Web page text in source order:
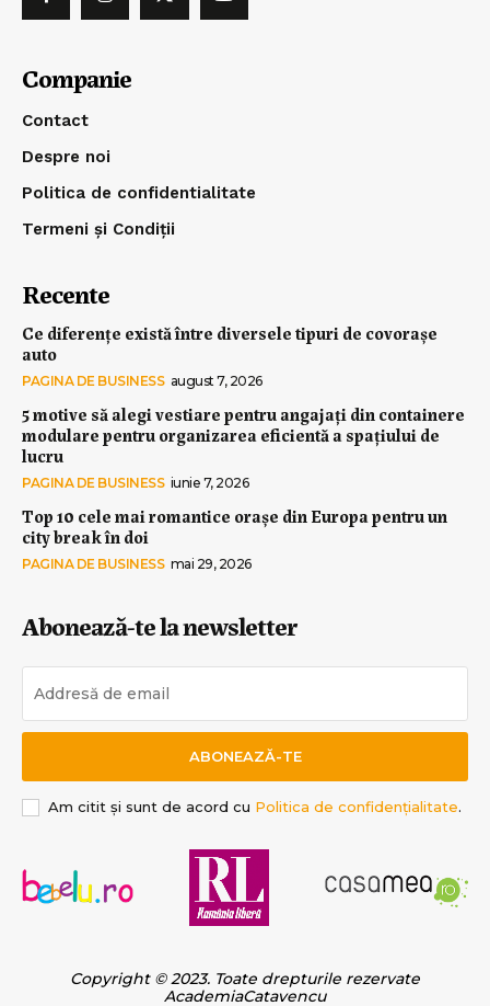
Companie
Contact
Despre noi
Politica de confidentialitate
Termeni și Condiții
Recente
Ce diferențe există între diversele tipuri de covorașe
auto
PAGINA DE BUSINESS august 7, 2026
5 motive să alegi vestiare pentru angajați din containere
modulare pentru organizarea eficientă a spațiului de
lucru
PAGINA DE BUSINESS iunie 7, 2026
Top 10 cele mai romantice orașe din Europa pentru un
city break în doi
PAGINA DE BUSINESS mai 29, 2026
Abonează-te la newsletter
ABONEAZĂ-TE
Am citit și sunt de acord cu Politica de confidențialitate.
Copyright © 2023. Toate drepturile rezervate
AcademiaCatavencu